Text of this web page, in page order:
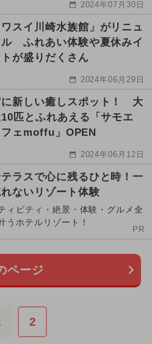
2024年07月30日
ワスイ川崎水族館」がリニュ
ル ふれあい体験や夏休みイ
が盛りだくさん
2024年06月29日
に新しい癒しスポット！ 大
匹とふれあえる「サモエ
フェmoffu」OPEN
2024年06月12日
ラスで心に残るひと時！一
ないリゾート体験
ィビティ・絶景・体験・グルメ全
うホテルリゾート！
PR
ページ
2